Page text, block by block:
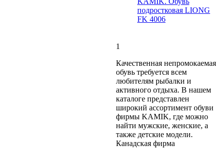
подростковая LIONG
FK 4006
1
Качественная непромокаемая
обувь требуется всем
любителям рыбалки и
активного отдыха. В нашем
каталоге представлен
широкий ассортимент обуви
фирмы KAMIK, где можно
найти мужские, женские, а
также детские модели.
Канадская фирма